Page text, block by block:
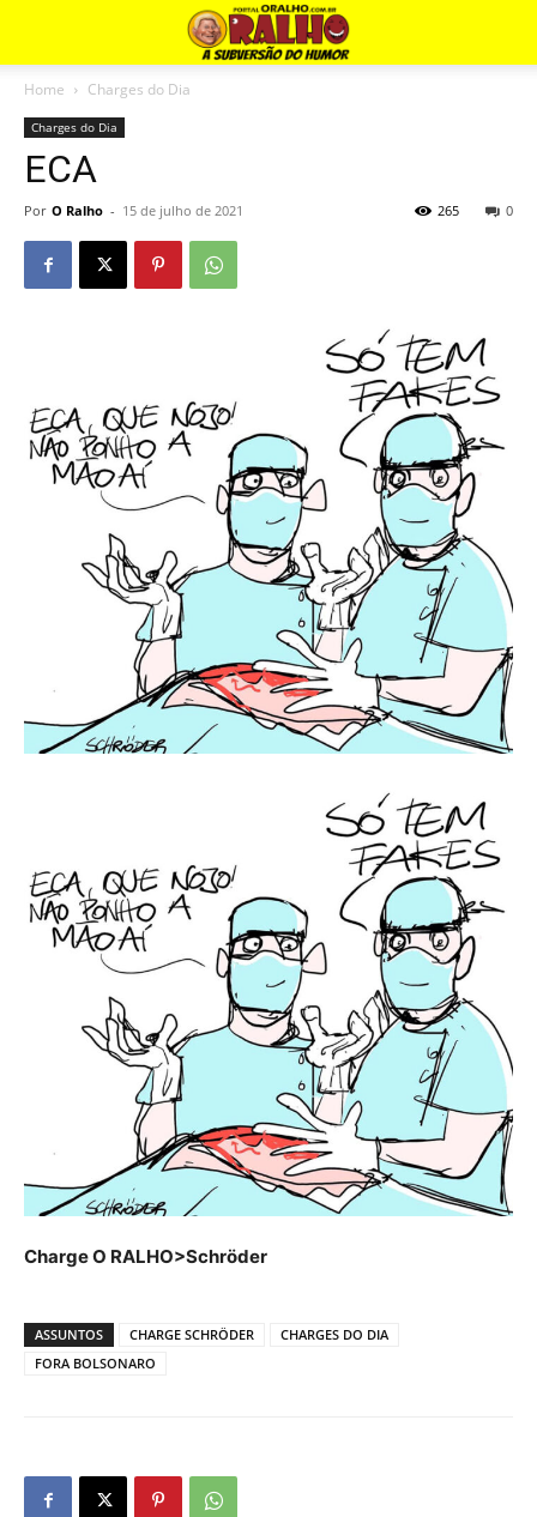
Home Charges do Dia
Charges do Dia
ECA
Por O Ralho - 15 de julho de 2021 0
265
Charge O RALHO>Schröder
ASSUNTOS CHARGE SCHRÖDER
CHARGES DO DIA
FORA BOLSONARO